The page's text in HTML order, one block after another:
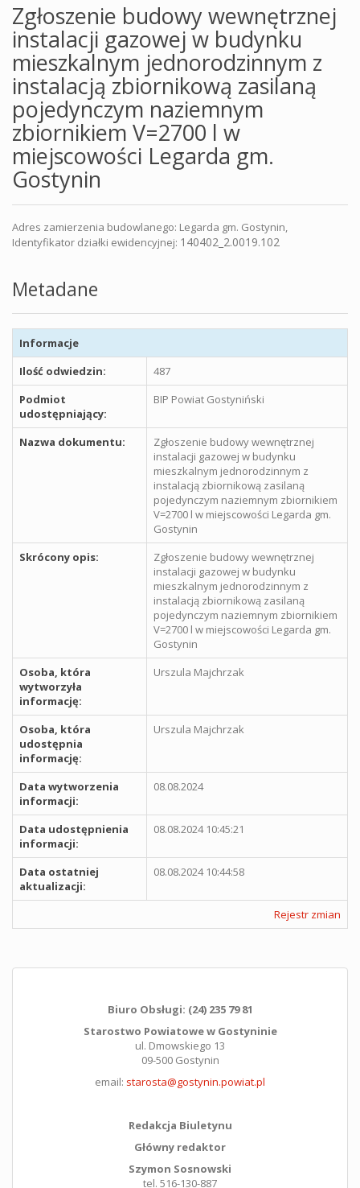
Zgłoszenie budowy wewnętrznej
instalacji gazowej w budynku
mieszkalnym jednorodzinnym z
instalacją zbiornikową zasilaną
pojedynczym naziemnym
zbiornikiem V=2700 l w
miejscowości Legarda gm.
Gostynin
Adres zamierzenia budowlanego: Legarda gm. Gostynin,
Identyfikator działki ewidencyjnej: 140402_2.0019.102
Metadane
Informacje
Ilość odwiedzin:
487
Podmiot
udostępniający:
BIP Powiat Gostyniński
Nazwa dokumentu:
Zgłoszenie budowy wewnętrznej
instalacji gazowej w budynku
mieszkalnym jednorodzinnym z
instalacją zbiornikową zasilaną
pojedynczym naziemnym zbiornikiem
V=2700 l w miejscowości Legarda gm.
Gostynin
Skrócony opis:
Zgłoszenie budowy wewnętrznej
instalacji gazowej w budynku
mieszkalnym jednorodzinnym z
instalacją zbiornikową zasilaną
pojedynczym naziemnym zbiornikiem
V=2700 l w miejscowości Legarda gm.
Gostynin
Osoba, która
wytworzyła
informację:
Urszula Majchrzak
Osoba, która
udostępnia
informację:
Urszula Majchrzak
Data wytworzenia
informacji:
08.08.2024
Data udostępnienia
informacji:
08.08.2024 10:45:21
Data ostatniej
aktualizacji:
08.08.2024 10:44:58
Rejestr zmian
Biuro Obsługi: (24) 235 79 81
Starostwo Powiatowe w Gostyninie
ul. Dmowskiego 13
09-500 Gostynin
email: starosta@gostynin.powiat.pl
Redakcja Biuletynu
Główny redaktor
Szymon Sosnowski
tel. 516-130-887